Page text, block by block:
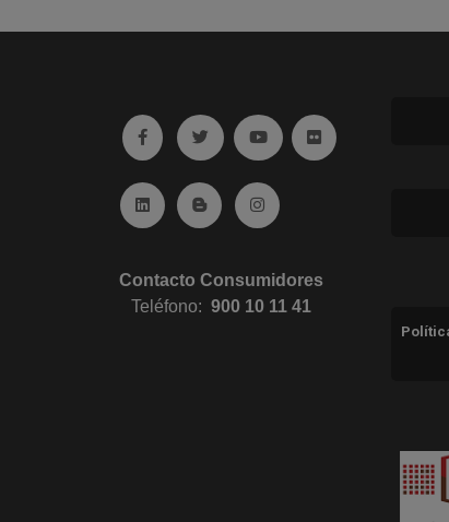
Ir a facebook (abre en ventana nueva)
Ir a twitter (abre en ventana nueva)
Ir a YouTube (abre en
Ir a Flickr (abre
Ir a Linkedin (abre en ventana nueva)
Ir al Blog (abre en ventana nueva)
Ir a Instagram (abre en
Contacto Consumidores
Teléfono:900 10 11 41